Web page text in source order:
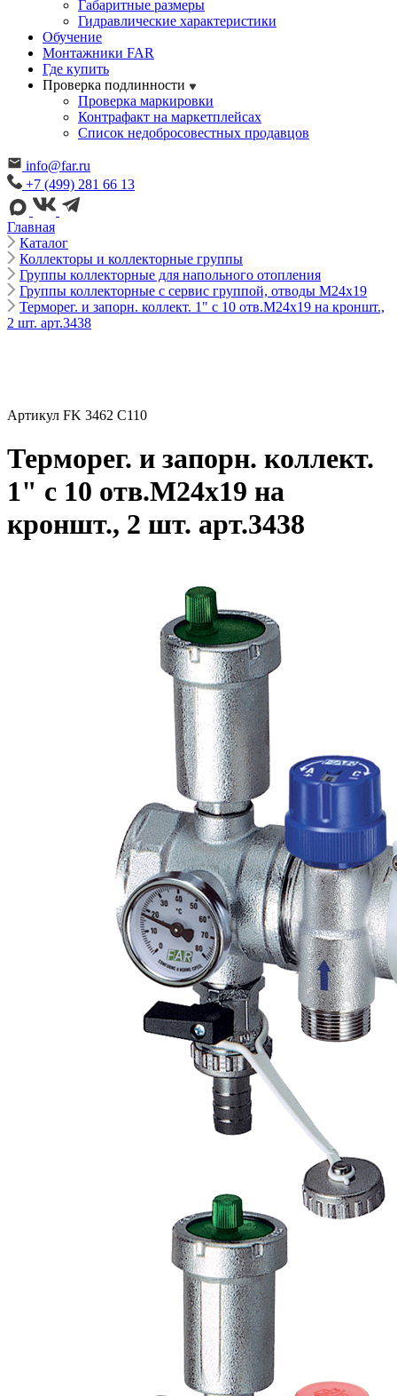
Габаритные размеры
Гидравлические характеристики
Обучение
Монтажники FAR
Где купить
Проверка подлинности
Проверка маркировки
Контрафакт на маркетплейсах
Cписок недобросовестных продавцов
info@far.ru
+7 (499) 281 66 13
Главная
Каталог
Коллекторы и коллекторные группы
Группы коллекторные для напольного отопления
Группы коллекторные с сервис группой, отводы М24х19
Терморег. и запорн. коллект. 1" с 10 отв.M24x19 на кроншт.,
2 шт. арт.3438
Артикул FK 3462 C110
Терморег. и запорн. коллект.
1" с 10 отв.M24x19 на
кроншт., 2 шт. арт.3438